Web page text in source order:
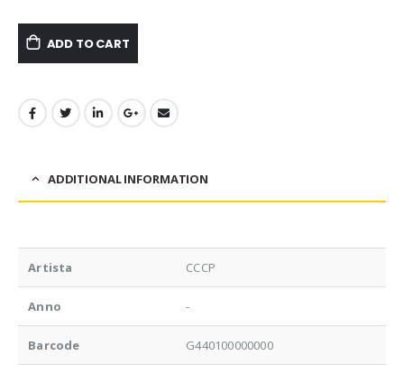
ADD TO CART
ADDITIONAL INFORMATION
Artista CCCP
Anno -
Barcode G440100000000